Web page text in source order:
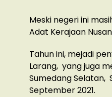
Meski negeri ini
Adat Kerajaan
Tahun ini, mejadi
Larang, yang juga
Sumedang Selatan,
September 2021.